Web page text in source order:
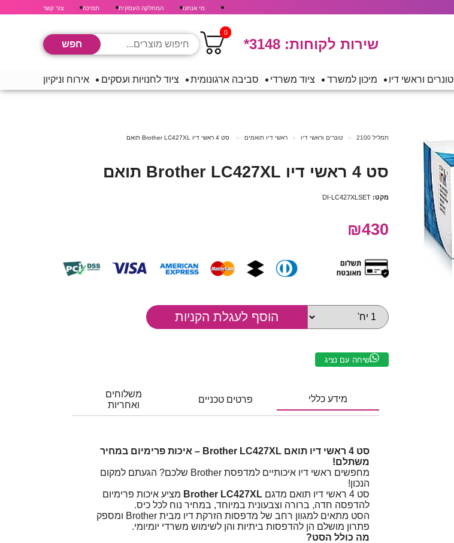
מי אנחנו המחלקה העסקית תמיכה צור קשר
שירות לקוחות: *3148
0
טונרים וראשי דיו מיכון למשרד ציוד משרדי סביבה ארגונומית ציוד לחנויות ועסקים אירוח וניקיון
תמליל 2100 טונרים וראשי דיו ראשי דיו תואמים סט 4 ראשי דיו Brother LC427XL תואם
סט 4 ראשי דיו Brother LC427XL תואם
מקט: DI-LC427XLSET
₪430
שיחה עם נציג
מידע כללי פרטים טכניים
משלוחים
ואחריות
סט 4 ראשי דיו תואם Brother LC427XL – איכות פרימיום במחיר
משתלם!
מחפשים ראשי דיו איכותיים למדפסת Brother שלכם? הגעתם למקום
הנכון!
סט 4 ראשי דיו תואם מדגם
Brother LC427XL מציע איכות פרימיום
להדפסה חדה, ברורה וצבעונית במיוחד, במחיר נוח לכל כיס.
הסט מתאים למגוון רחב של מדפסות הזרקת דיו מבית Brother ומספק
פתרון מושלם הן להדפסות ביתיות והן לשימוש משרדי יומיומי.
מה כולל הסט?